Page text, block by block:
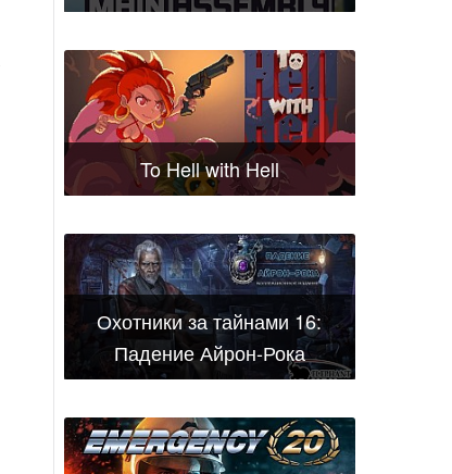
To Hell with Hell
Охотники за тайнами 16:
Падение Айрон-Рока